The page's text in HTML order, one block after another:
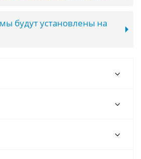
будут установлены на